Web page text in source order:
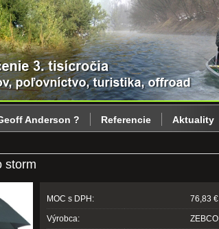
storm
MOC s DPH: 76,83 €
Výrobca: ZEBCO
Anderson ? Referencie Aktuality